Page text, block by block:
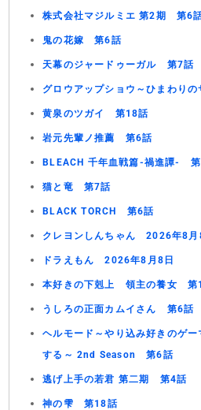
株式会社マジルミエ 第2期 第6
鬼の花嫁 第6話
天幕のジャードゥーガル 第7話
グロウアップショウ～ひまわり
黄泉のツガイ 第18話
岩元先輩ノ推薦 第6話
BLEACH 千年血戦篇-禍進譚-
猫と竜 第7話
BLACK TORCH 第6話
クレヨンしんちゃん 2026年8月
ドラえもん 2026年8月8日
本好きの下剋上 領主の養女 第
うしろの正面カムイさん 第6話
ヘルモード～やり込み好きのゲ
する～ 2nd Season 第6話
逃げ上手の若君 第二期 第4話
神の雫 第18話